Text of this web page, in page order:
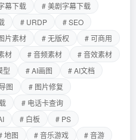
幕下载
# 美剧字幕下载
# URDP
# SEO
片素材 # 无版权
# 可商用
材 # 音频素材
# 音效素材
型 # AI画图
# AI文档
图
# 图片修复
# 电话卡查询
# 白板
# PS
地图 # 音乐游戏
# 音游